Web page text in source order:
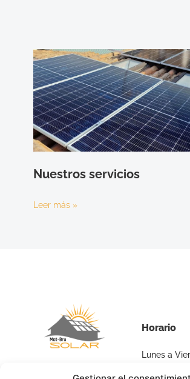
Nuestros servicios
Leer más »
Horario
Lunes a
Sábado y